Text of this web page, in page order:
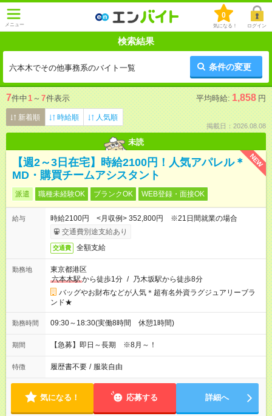
メニュー
0
気になる！ ログイン
検索結果
六本木でその他事務系のバイト一覧 条件の変更
7件中1 ～ 7件表示 平均時給: 1,858 円
新着順 時給順 人気順
掲載日：2026.08.08
未読
NEW
【週2～3日在宅】時給2100円！人気アパレル＊
MD・購買チームアシスタント
派遣 職種未経験OK ブランクOK WEB登録・面接OK
給与
時給2100円 <月収例> 352,800円 ※21日間就業の場合
交通費別途支給あり
交通費 全額支給
勤務地
東京都港区
六本木駅から徒歩1分 / 乃木坂駅から徒歩8分
バッグやお財布などが人気＊超有名外資ラグジュアリーブラ
ンド★
勤務時間 09:30～18:30(実働8時間 休憩1時間)
期間 【急募】即日～長期 ※8月～！
特徴 履歴書不要 / 服装自由
気になる！ 応募する 詳細へ